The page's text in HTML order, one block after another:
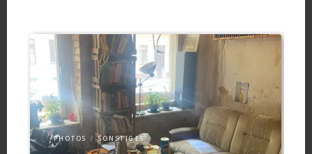
der
Parochialkirche
(Proben-
&
Vorstellungszeit)
/
Berlin
(2024)"
PHOTOS / SONSTIGES